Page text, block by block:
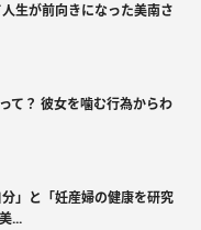
生が前向きになった美南さ
て？ 彼女を噛む行為からわ
分」と「妊産婦の健康を研究
...